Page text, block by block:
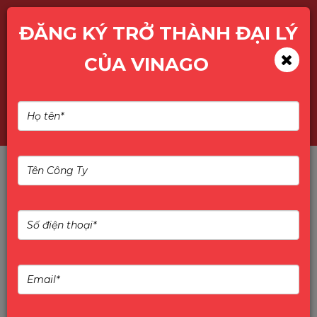
OpenAI hợp tác NVIDIA ra
nguồn mở, tối ưu cho mọi
cấp độ phần cứng
ĐĂNG KÝ TRỞ THÀNH ĐẠI LÝ
CỦA VINAGO